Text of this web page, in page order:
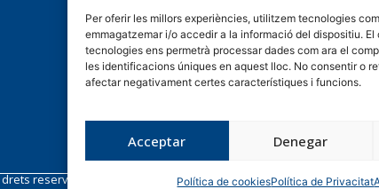
Per oferir les millors experiències, utilitzem tecnologies
emmagatzemar i/o accedir a la informació del dispositiu.
tecnologies ens permetrà processar dades com ara el
les identificacions úniques en aquest lloc. No consentir o
afectar negativament certes característiques i funcions.
Acceptar Denegar
Política de cookiesPolítica de Privacitat
Política
Política de
Canal de
reservats